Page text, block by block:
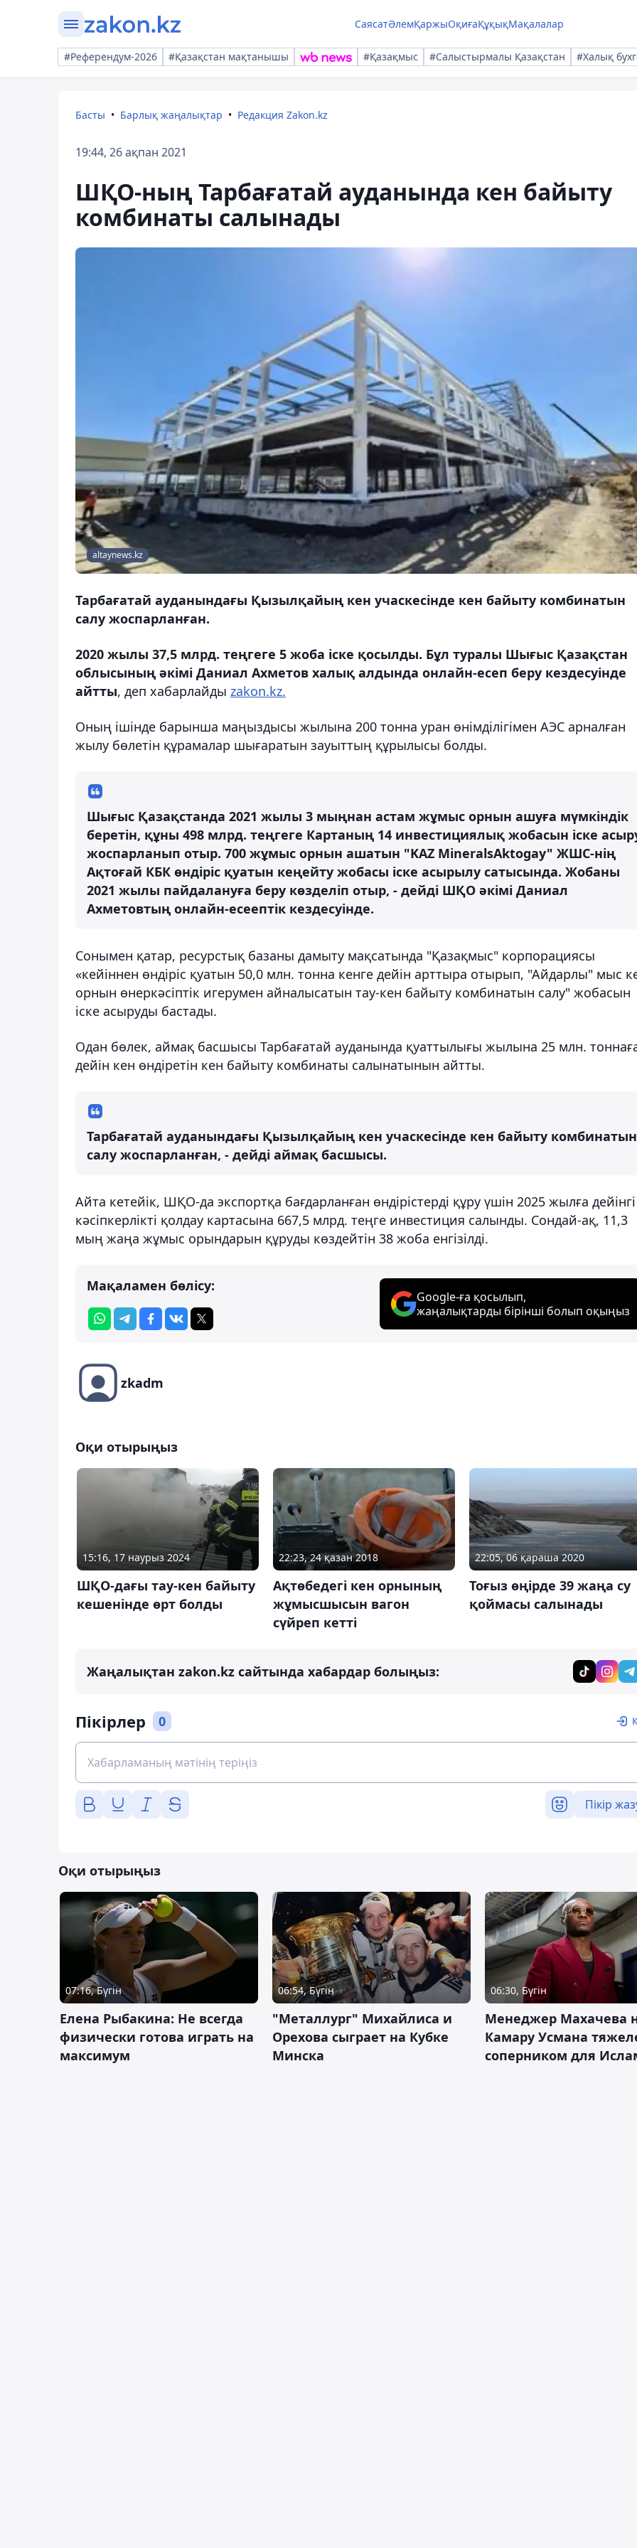
СаясатӘлемҚаржыОқиғаҚұқықМақалалар
#Референдум-2026 #Қазақстан мақтанышы #Қазақмыс #Салыстырмалы Қазақстан #Халық
Басты Барлық жаңалықтар Редакция Zakon.kz
19:44, 26 ақпан 2021
ШҚО-ның Тарбағатай ауданында кен байыту
комбинаты салынады
altaynews.kz
Тарбағатай ауданындағы Қызылқайың кен учаскесінде кен байыту комбинатын
салу жоспарланған.
2020 жылы 37,5 млрд. теңгеге 5 жоба іске қосылды. Бұл туралы Шығыс Қазақстан
облысының әкімі Даниал Ахметов халық алдында онлайн-есеп беру кездесуінде
айтты, деп хабарлайды zakon.kz.
Оның ішінде барынша маңыздысы жылына 200 тонна уран өнімділігімен АЭС арналған
жылу бөлетін құрамалар шығаратын зауыттың құрылысы болды.
Шығыс Қазақстанда 2021 жылы 3 мыңнан астам жұмыс орнын ашуға мүмкіндік
беретін, құны 498 млрд. теңгеге Картаның 14 инвестициялық жобасын іске
жоспарланып отыр. 700 жұмыс орнын ашатын "KAZ MineralsAktogay" ЖШС-нің
Ақтоғай КБК өндіріс қуатын кеңейту жобасы іске асырылу сатысында. Жобаны
2021 жылы пайдалануға беру көзделіп отыр, - дейді ШҚО әкімі Даниал
Ахметовтың онлайн-есеептік кездесуінде.
Сонымен қатар, ресурстық базаны дамыту мақсатында "Қазақмыс" корпорациясы
«кейіннен өндіріс қуатын 50,0 млн. тонна кенге дейін арттыра отырып, "Айдарлы" мыс
орнын өнеркәсіптік игерумен айналысатын тау-кен байыту комбинатын салу" жобасын
іске асыруды бастады.
Одан бөлек, аймақ басшысы Тарбағатай ауданында қуаттылығы жылына 25 млн.
дейін кен өндіретін кен байыту комбинаты салынатынын айтты.
Тарбағатай ауданындағы Қызылқайың кен учаскесінде кен байыту комбинатын
салу жоспарланған, - дейді аймақ басшысы.
Айта кетейік, ШҚО-да экспортқа бағдарланған өндірістерді құру үшін 2025 жылға дейінгі
кәсіпкерлікті қолдау картасына 667,5 млрд. теңге инвестиция салынды. Сондай-ақ, 11,3
мың жаңа жұмыс орындарын құруды көздейтін 38 жоба енгізілді.
Мақаламен бөлісу:
Google-ға қосылып,
жаңалықтарды бірінші болып оқыңыз
zkadm
Оқи отырыңыз
15:16, 17 наурыз 2024
ШҚО-дағы тау-кен байыту
кешенінде өрт болды
22:23, 24 қазан 2018
Ақтөбедегі кен орнының
жұмысшысын вагон
сүйреп кетті
22:05, 06 қараша 2020
Тоғыз өңірде 39 жаңа су
қоймасы салынады
Жаңалықтан zakon.kz сайтында хабардар болыңыз:
Пікірлер 0
Пікір
Оқи отырыңыз
07:16, Бүгін
Елена Рыбакина: Не всегда
физически готова играть на
максимум
06:54, Бүгін
"Металлург" Михайлиса и
Орехова сыграет на Кубке
Минска
06:30, Бүгін
Менеджер Махачева
Камару Усмана
соперником для